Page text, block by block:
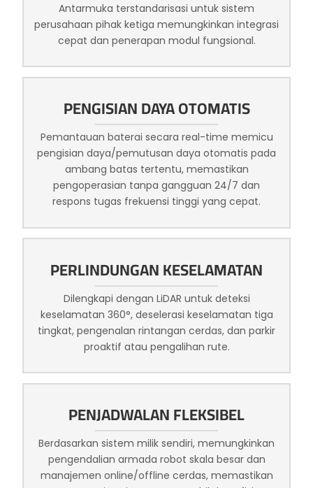
Antarmuka terstandarisasi untuk sistem
perusahaan pihak ketiga memungkinkan integrasi
cepat dan penerapan modul fungsional.
PENGISIAN DAYA OTOMATIS
Pemantauan baterai secara real-time memicu
pengisian daya/pemutusan daya otomatis pada
ambang batas tertentu, memastikan
pengoperasian tanpa gangguan 24/7 dan
respons tugas frekuensi tinggi yang cepat.
PERLINDUNGAN KESELAMATAN
Dilengkapi dengan LiDAR untuk deteksi
keselamatan 360°, deselerasi keselamatan tiga
tingkat, pengenalan rintangan cerdas, dan parkir
proaktif atau pengalihan rute.
PENJADWALAN FLEKSIBEL
Berdasarkan sistem milik sendiri, memungkinkan
pengendalian armada robot skala besar dan
manajemen online/offline cerdas, memastikan